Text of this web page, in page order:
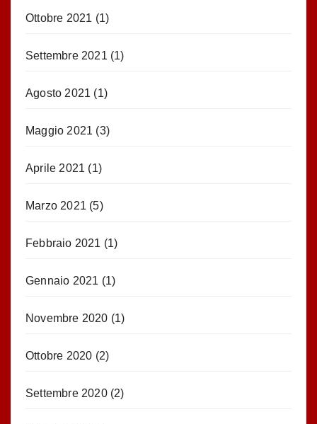
Ottobre 2021 (1)
Settembre 2021 (1)
Agosto 2021 (1)
Maggio 2021 (3)
Aprile 2021 (1)
Marzo 2021 (5)
Febbraio 2021 (1)
Gennaio 2021 (1)
Novembre 2020 (1)
Ottobre 2020 (2)
Settembre 2020(2)